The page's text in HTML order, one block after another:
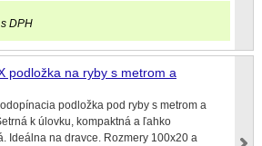
s DPH
podložka na ryby s metrom a
podložka pod ryby s metrom a
k úlovku, kompaktná a ľahko
Ideálna na dravce. Rozmery 100x20 a